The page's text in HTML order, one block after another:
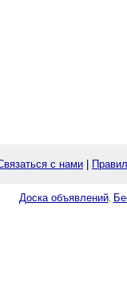
с нами
Доска объявлений.